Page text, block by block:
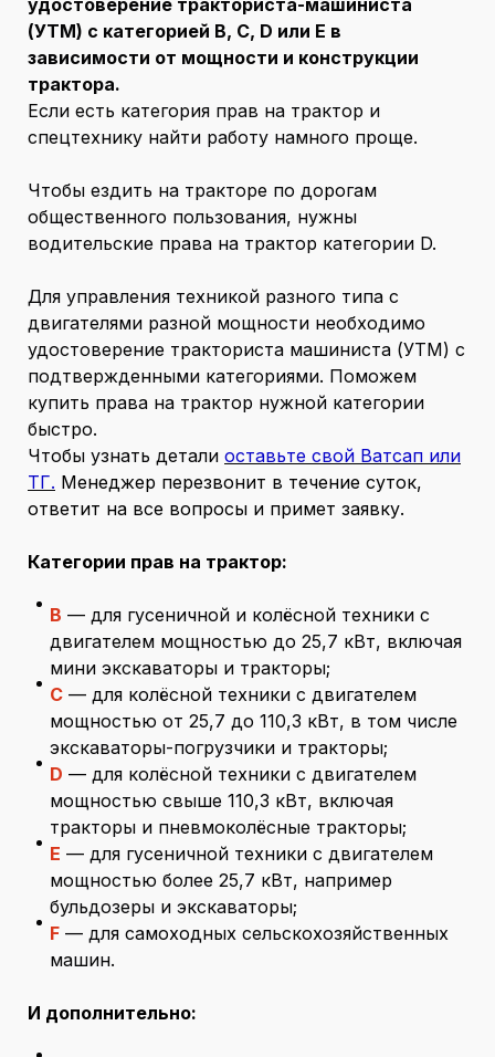
удостоверение тракториста-машиниста
(УТМ) с категорией B, С, D или E в
зависимости от мощности и конструкции
трактора.
Если есть категория прав на трактор и
спецтехнику найти работу намного проще.
Чтобы ездить на тракторе по дорогам
общественного пользования, нужны
водительские права на трактор категории D.
Для управления техникой разного типа с
двигателями разной мощности необходимо
удостоверение тракториста машиниста (УТМ) с
подтвержденными категориями. Поможем
купить права на трактор нужной категории
быстро.
Чтобы узнать детали оставьте свой Ватсап или
ТГ. Менеджер перезвонит в течение суток,
ответит на все вопросы и примет заявку.
Категории прав на трактор:
В — для гусеничной и колёсной техники с
двигателем мощностью до 25,7 кВт, включая
мини экскаваторы и тракторы;
С — для колёсной техники с двигателем
мощностью от 25,7 до 110,3 кВт, в том числе
экскаваторы-погрузчики и тракторы;
D — для колёсной техники с двигателем
мощностью свыше 110,3 кВт, включая
тракторы и пневмоколёсные тракторы;
Е — для гусеничной техники с двигателем
мощностью более 25,7 кВт, например
бульдозеры и экскаваторы;
F — для самоходных сельскохозяйственных
машин.
И дополнительно: